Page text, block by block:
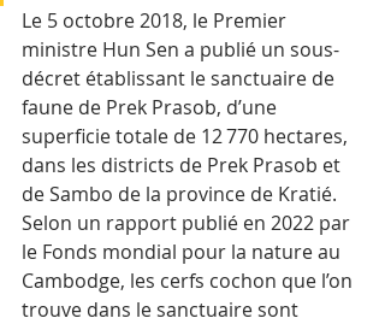
Le 5 octobre 2018, le Premier
ministre Hun Sen a publié un sous-
décret établissant le sanctuaire de
faune de Prek Prasob, d’une
superficie totale de 12 770 hectares,
dans les districts de Prek Prasob et
de Sambo de la province de Kratié.
Selon un rapport publié en 2022 par
le Fonds mondial pour la nature au
Cambodge, les cerfs cochon que l’on
trouve dans le sanctuaire sont